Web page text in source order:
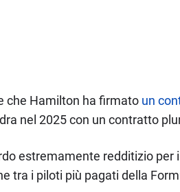
che Hamilton ha firmato un
nel 2025 con un contratto
estremamente redditizio per
tra i piloti più pagati della